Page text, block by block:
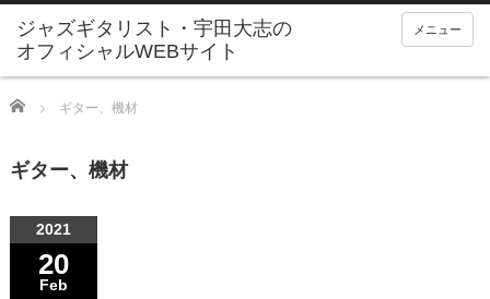
ジャズギタリスト・宇田大志の
オフィシャルWEBサイト
メニュー
Home ギター、機材
ギター、機材
2021
20
Feb